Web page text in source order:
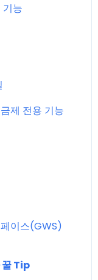
기능
제 전용 기능
이스(GWS)
꿀 Tip